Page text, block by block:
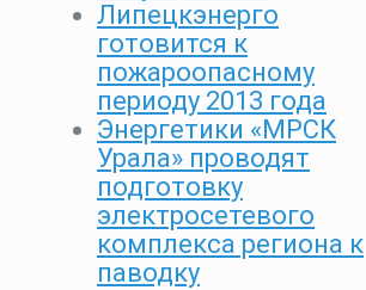
Липецкэнерго
готовится к
пожароопасному
периоду 2013 года
Энергетики «МРСК
Урала» проводят
подготовку
электросетевого
комплекса региона к
паводку